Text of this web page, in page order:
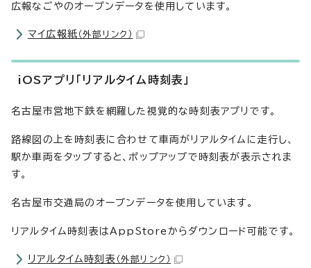
広報なごやのオープンデータを使用しています。
マイ広報紙 （外部リンク）
iOSアプリ「リアルタイム時刻表」
名古屋市営地下鉄を網羅した視覚的な時刻表アプリです。
路線図の上を時刻表に合わせて車両がリアルタイムに走行し、
駅か車両をタップすると、ポップアップで時刻表が表示されま
す。
名古屋市交通局のオープンデータを使用しています。
リアルタイム時刻表はAppStoreからダウンロード可能です。
リアルタイム時刻表 （外部リンク）